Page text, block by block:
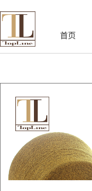
首页